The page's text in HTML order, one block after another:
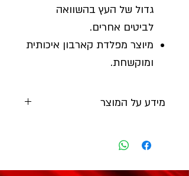
גדול של העץ בהשוואה
לביטים אחרים.
מיוצר מפלדת קארבון איכותית
ומוקשחת.
מידע על המוצר